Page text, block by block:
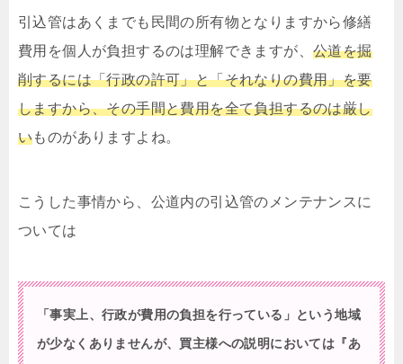
引込管はあくまでも民間の所有物となりますから修繕
費用を個人が負担するのは理解できますが、 公道を掘
削するには「行政の許可」と「それなりの費用」を要
しますから、その手間と費用を全て負担するのは厳し
いものがありますよね。
こうした事情から、公道内の引込管のメンテナンスに
ついては
「事実上、行政が費用の負担を行っている」という地域
が少なくありませんが、買主様への説明においては『あ